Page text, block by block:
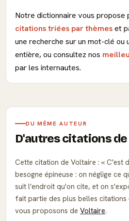
Notre dictionnaire vous propose
citations triées par thèmeset
une recherche sur un mot-clé ou
entière, ou consultez nos
par les internautes.
DU MÊME AUTEUR
D'autres citations
Cette citation de Voltaire :
C'est
besogne épineuse : on néglige ce
suit l'endroit qu'on cite, et on
fait partie des plus belles citations
vous proposons de Voltaire.